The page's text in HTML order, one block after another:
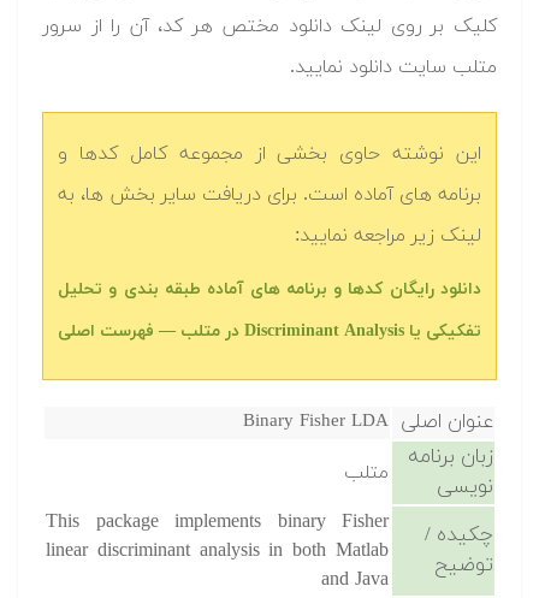
کلیک بر روی لینک دانلود مختص هر کد، آن را از سرور
متلب سایت دانلود نمایید.‬
این نوشته حاوی بخشی از مجموعه کامل کدها و
برنامه های آماده است. برای دریافت سایر بخش ها، به
لینک زیر مراجعه نمایید:
دانلود رایگان کدها و برنامه های آماده طبقه بندی و تحلیل
تفکیکی یا Discriminant Analysis در متلب‬ — فهرست اصلی
عنوان اصلی Binary Fisher LDA
زبان برنامه
نویسی
متلب
چکیده /
توضیح
This package implements binary Fisher
linear discriminant analysis in both Matlab
and Java